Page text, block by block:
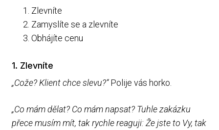
Zlevníte
Zamyslíte se a zlevníte
Obhájíte cenu
1. Zlevníte
„Cože? Klient chce slevu?“Polije vás horko.
„Co mám dělat? Co mám napsat? Tuhle zakázku
přece musím mít, tak rychle reaguji: Že jste to Vy, tak